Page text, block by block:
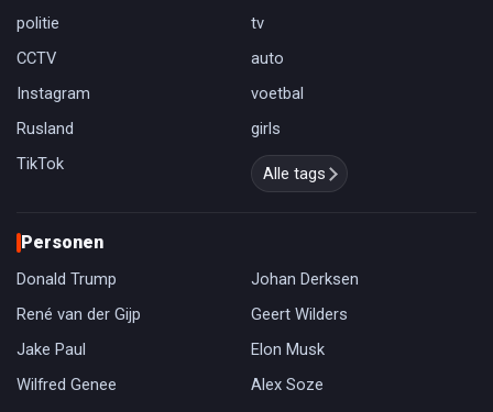
politie
tv
CCTV
auto
Instagram
voetbal
Rusland
girls
TikTok
Alle tags
Personen
Donald Trump
Johan Derksen
René van der Gijp
Geert Wilders
Jake Paul
Elon Musk
Wilfred Genee
Alex Soze